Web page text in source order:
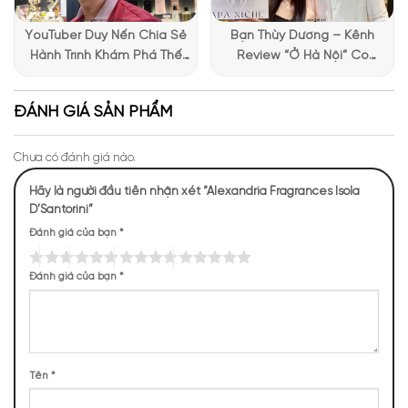
Mùi hương của Alexandria Isola D’Santorini
NHỮNG NOTE HƯƠNG THEO CẢM NHẬN
THỰC TẾ
4 (9,09%) 4 (9,09%) 4 (9,09%) 4 (9,09%)
YouTuber Duy Nến Chia Sẻ
Hành Trình Khám Phá Thế
Bạn Thùy Dương – Kênh
Review “Ở Hà Nội” Có
ĐÁNH GIÁ SẢN PHẨM
Chưa có đánh giá nào.
Hãy là người đầu tiên nhận xét “Alexandria Fragrances Isola
D’Santorini”
Đánh giá của bạn *
Đánh giá của bạn *
Tên *